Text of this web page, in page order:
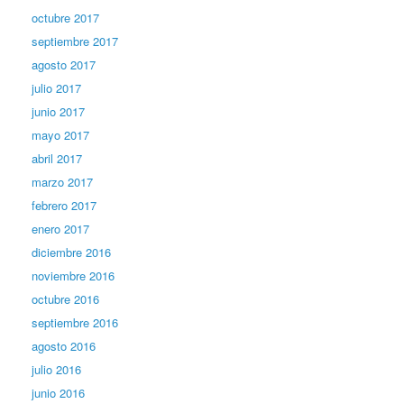
octubre 2017
septiembre 2017
agosto 2017
julio 2017
junio 2017
mayo 2017
abril 2017
marzo 2017
febrero 2017
enero 2017
diciembre 2016
noviembre 2016
octubre 2016
septiembre 2016
agosto 2016
julio 2016
junio 2016